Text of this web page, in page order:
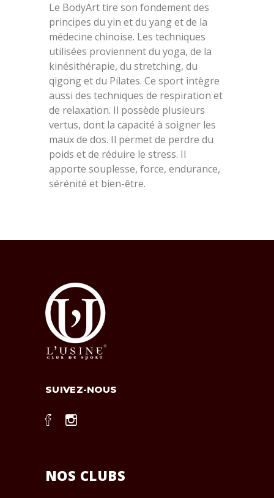
Le BodyArt tire son fondement des
principes du yin et du yang et de la
médecine chinoise. Les techniques
utilisées proviennent du yoga, de la
kinésithérapie, du stretching, du
qigong et du Pilates. Ce sport intègre
aussi des techniques de respiration et
de relaxation. Il possède plusieurs
vertus, dont la capacité à soigner les
maux de dos. Il permet de perdre du
poids et de réduire le stress. Il
apporte souplesse, force, endurance,
sérénité et bien-être.
SUIVEZ-NOUS
NOS CLUBS